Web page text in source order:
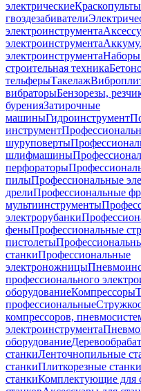
электрическиеКраскопульты
гвоздезабиватели
электроинструмента
электроинструмента
электроинструментаНаборы
строительная техника
тельферыТакелаж
вибраторыБензорезы,
буренияЗатирочные
машиныГидроинструмент
инструмент
шуруповерты
шлифмашины
перфораторы
пилыПрофессиональные
дрелиПрофессиональные
мультиинструменты
электрорубанки
феныПрофессиональные
пистолеты
станкиПрофессиональные
электроножницы
профессионального
оборудованиеКомпрессоры
профессиональные
компрессоров,
электроинструмента
оборудование
станкиЛенточнопильные
станкиПлиткорезные станки
станкиКомплектующие для